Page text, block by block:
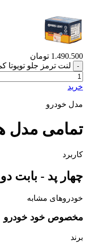
1.490.500 تومان
لنت ترمز جلو تویوتا کمری 2005 –
خرید
مدل خودرو
تمامی مدل
کاربرد
چهار پد - بابت
خودروهای مشابه
مخصوص خود خودرو
برند